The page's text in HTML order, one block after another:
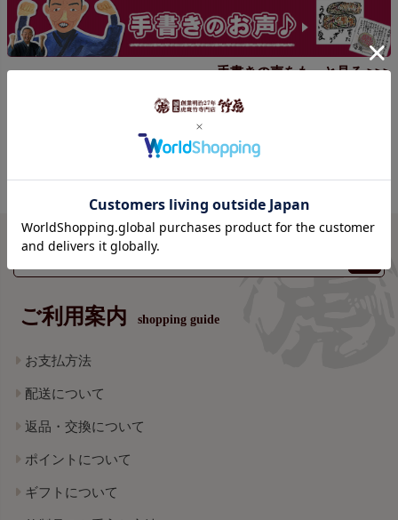
手書きの声をもっと見る >>>
ご利用案内 shopping guide
お支払方法
配送について
返品・交換について
ポイントについて
ギフトについて